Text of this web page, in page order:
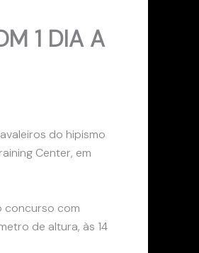
1 DIA A
do hipismo
Center, em
concurso com
de altura, às 14